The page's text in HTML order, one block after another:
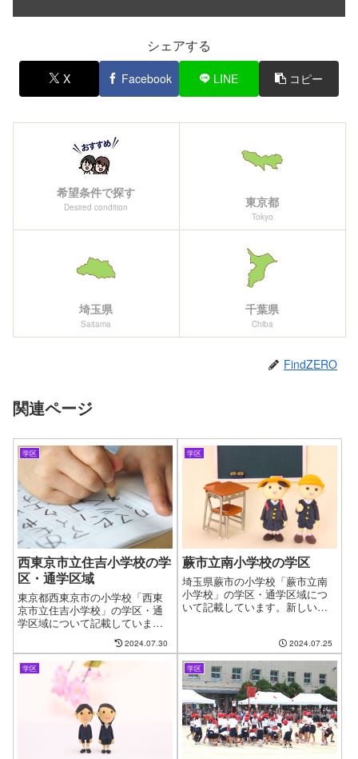
シェアする
X Facebook LINE コピー
希望条件で探す
Desired condition 東京都
Tokyo
埼玉県
Saitama
千葉県
Chiba
FindZERO
関連ページ
学区
西東京市立住吉小学校の学
区・通学区域
東京都西東京市の小学校「西東
京市立住吉小学校」の学区・通
学区域について記載していま
す。新しい住まいを探す時に良
くある問題として、お子様の通
う学校の問題があります。やっ
と見つけたお気に入りの物件も
学校が変わってしまうからと断
念するケースがございます。フ
ァインドゼロではお客様が簡単
に、学区・通学区域を指定して
物件探しができるように学区に
ついてのページを作成していま
2024.07.30
学区
蕨市立南小学校の学区
埼玉県蕨市の小学校「蕨市立南
小学校」の学区・通学区域につ
いて記載しています。新しい住
があります。やっと見つけたお
気に入りの物件も学校が変わっ
てしまうからと断念するケース
もございます。ファインドゼロ
ではお客様が簡単に、学区・通
学区域を指定して物件探しがで
きるようにページを作成しまし
た。
2024.07.25
学区 学区